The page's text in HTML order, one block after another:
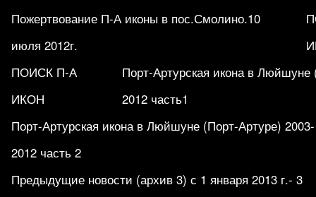
Пожертвование П-А иконы в пос.Смолино.10
июля 2012г.
ПОИСК П-А
ИКОН
Порт-Артурская икона в Люйшуне
2012 часть1
Порт-Артурская икона в Люйшуне (Порт-Артуре) 2003-
2012 часть 2
Предыдущие новости (архив 3) с 1 января 2013 г.- 3